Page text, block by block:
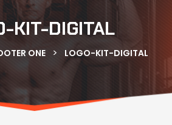
KIT-DIGITAL
ONE > LOGO-KIT-DIGITAL